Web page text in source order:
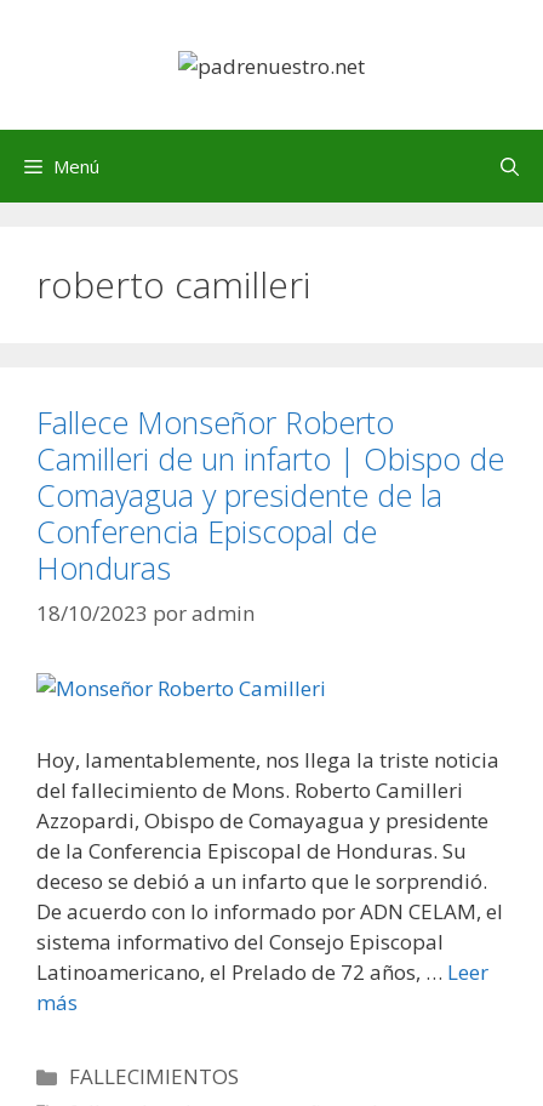
Menú
roberto camilleri
Fallece Monseñor Roberto
Camilleri de un infarto | Obispo de
Comayagua y presidente de la
Conferencia Episcopal de
Honduras
18/10/2023 poradmin
Hoy, lamentablemente, nos llega la triste noticia
del fallecimiento de Mons. Roberto Camilleri
Azzopardi, Obispo de Comayagua y presidente
de la Conferencia Episcopal de Honduras. Su
deceso se debió a un infarto que le sorprendió.
De acuerdo con lo informado por ADN CELAM, el
sistema informativo del Consejo Episcopal
Latinoamericano, el Prelado de 72 años, … Leer
más
Categorías
FALLECIMIENTOS